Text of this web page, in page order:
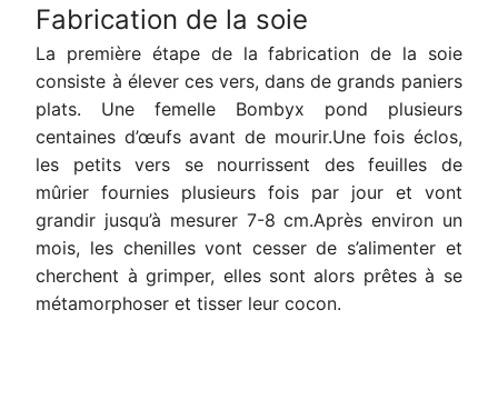
Fabrication de la soie
La première étape de la fabrication de la soie
consiste à élever ces vers, dans de grands paniers
plats. Une femelle Bombyx pond plusieurs
centaines d’œufs avant de mourir.Une fois éclos,
les petits vers se nourrissent des feuilles de
mûrier fournies plusieurs fois par jour et vont
grandir jusqu’à mesurer 7-8 cm.Après environ un
mois, les chenilles vont cesser de s’alimenter et
cherchent à grimper, elles sont alors prêtes à se
métamorphoser et tisser leur cocon.